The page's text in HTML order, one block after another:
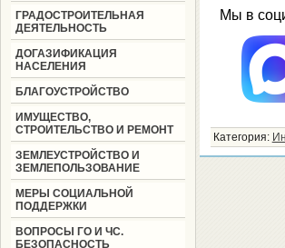
ГРАДОСТРОИТЕЛЬНАЯ
ДЕЯТЕЛЬНОСТЬ
ДОГАЗИФИКАЦИЯ
НАСЕЛЕНИЯ
БЛАГОУСТРОЙСТВО
ИМУЩЕСТВО,
СТРОИТЕЛЬСТВО И РЕМОНТ
ЗЕМЛЕУСТРОЙСТВО И
ЗЕМЛЕПОЛЬЗОВАНИЕ
МЕРЫ СОЦИАЛЬНОЙ
ПОДДЕРЖКИ
ВОПРОСЫ ГО И ЧС.
БЕЗОПАСНОСТЬ
Мы в
Категория: